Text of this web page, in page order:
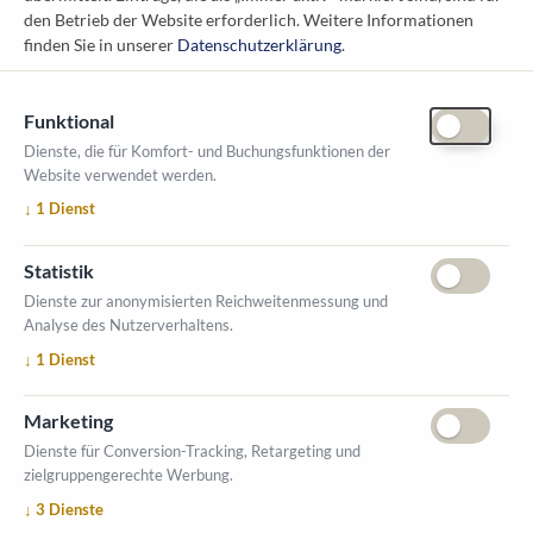
messe@kommunal.at
ÖFFNUNGSZEITEN MESSE
2. Oktober 2026, 9-16 Uhr
VERANSTALTUNGSORT
Salzburger Messe
Messezentrum 1
5020 Salzburg
Ausstellerverzeichnis
den Betrieb der Website erforderlich.Weitere Informationen
finden Sie in unserer Datenschutzerklärung.
Funktional
Dienste, die für Komfort- und Buchungsfunktionen der
Website verwendet werden.
↓ 1 Dienst
Statistik
Dienste zur anonymisierten Reichweitenmessung und
Analyse des Nutzerverhaltens.
↓ 1 Dienst
Marketing
Dienste für Conversion-Tracking, Retargeting und
zielgruppengerechte Werbung.
↓ 3 Dienste